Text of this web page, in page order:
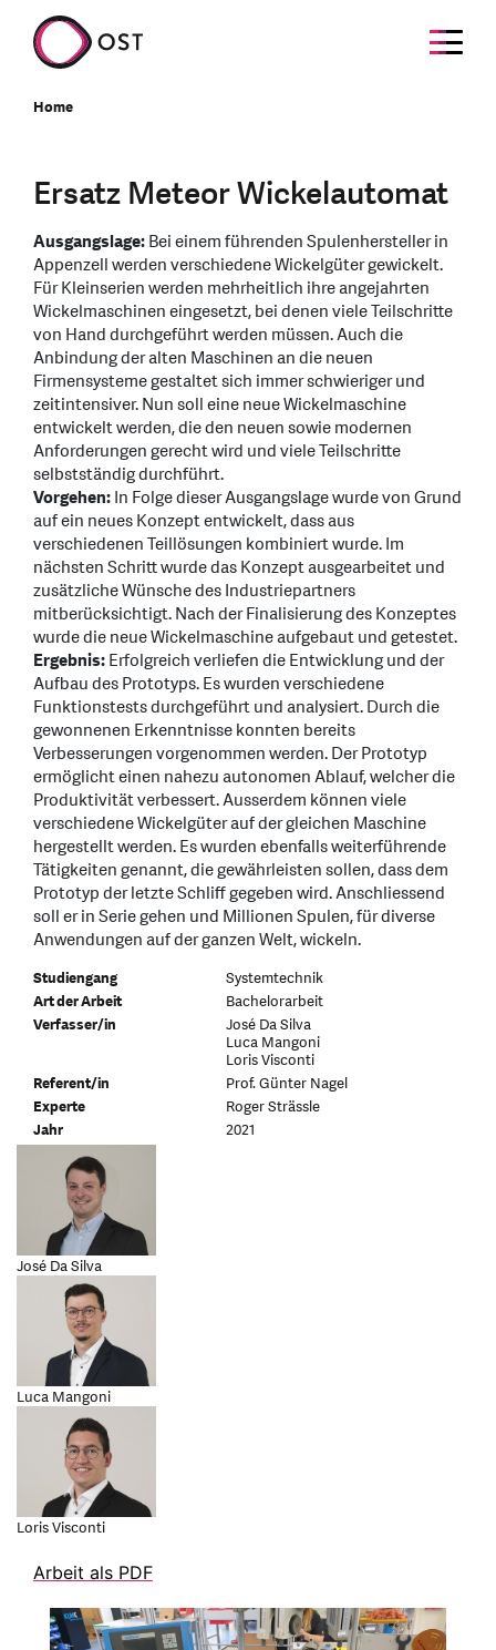
Home
Ersatz Meteor Wickelautomat
Ausgangslage:Bei einem führenden Spulenhersteller in
Appenzell werden verschiedene Wickelgüter gewickelt.
Für Kleinserien werden mehrheitlich ihre angejahrten
Wickelmaschinen eingesetzt, bei denen viele Teilschritte
von Hand durchgeführt werden müssen. Auch die
Anbindung der alten Maschinen an die neuen
Firmensysteme gestaltet sich immer schwieriger und
zeitintensiver. Nun soll eine neue Wickelmaschine
entwickelt werden, die den neuen sowie modernen
Anforderungen gerecht wird und viele Teilschritte
selbstständig durchführt.
Vorgehen:In Folge dieser Ausgangslage wurde von Grund
auf ein neues Konzept entwickelt, dass aus
verschiedenen Teillösungen kombiniert wurde. Im
nächsten Schritt wurde das Konzept ausgearbeitet und
zusätzliche Wünsche des Industriepartners
mitberücksichtigt. Nach der Finalisierung des Konzeptes
wurde die neue Wickelmaschine aufgebaut und getestet.
Ergebnis:Erfolgreich verliefen die Entwicklung und der
Aufbau des Prototyps. Es wurden verschiedene
Funktionstests durchgeführt und analysiert. Durch die
gewonnenen Erkenntnisse konnten bereits
Verbesserungen vorgenommen werden. Der Prototyp
ermöglicht einen nahezu autonomen Ablauf, welcher die
Produktivität verbessert. Ausserdem können viele
verschiedene Wickelgüter auf der gleichen Maschine
hergestellt werden. Es wurden ebenfalls weiterführende
Tätigkeiten genannt, die gewährleisten sollen, dass dem
Prototyp der letzte Schliff gegeben wird. Anschliessend
soll er in Serie gehen und Millionen Spulen, für diverse
Anwendungen auf der ganzen Welt, wickeln.
Studiengang
Systemtechnik
Art der Arbeit
Bachelorarbeit
Verfasser/in
José Da Silva
Luca Mangoni
Loris Visconti
Referent/in
Prof. Günter Nagel
Experte
Roger Strässle
Jahr
2021
José Da Silva
Luca Mangoni
Loris Visconti
Arbeit als PDF